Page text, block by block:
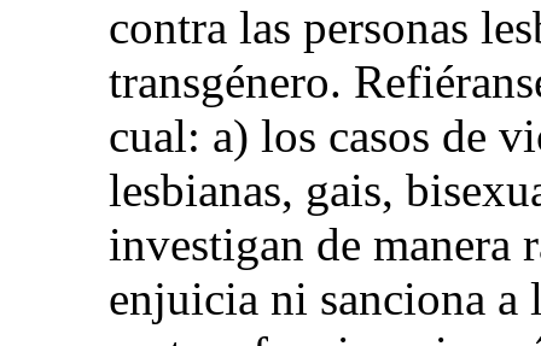
contra las personas
transgénero.
cual: a) los casos de
lesbianas, gais,
investigan de manera
enjuicia ni sanciona